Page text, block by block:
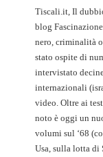
Tiscali.it, Il
blog
nero, criminalità
stato ospite di
intervistato
internazionali
video. Oltre ai
noto è oggi un
volumi sul ‘68
Usa, sulla lotta di